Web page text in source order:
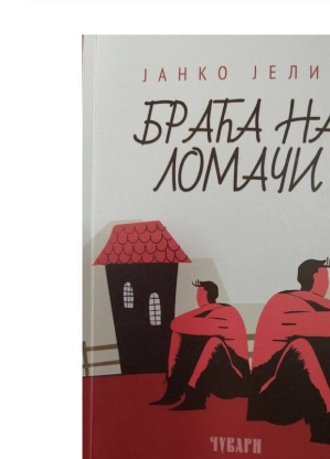
којом писац додирује и осваја заборављене и
погашене светове. Кроз приче у књизи, Ружић